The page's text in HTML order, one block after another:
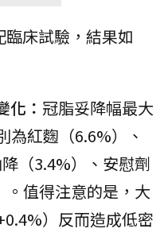
床試驗，結果如
化： 冠脂妥降幅最大
為紅麴（6.6%）、
（3.4%）、安慰劑
。值得注意的是，大
）反而造成低密